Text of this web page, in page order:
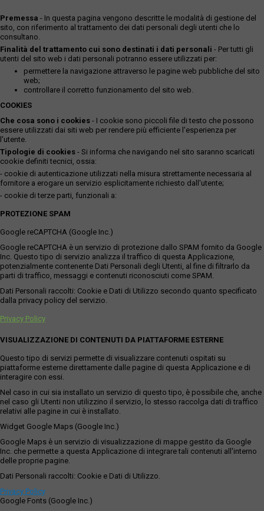
Premessa - In questa pagina vengono descritte le modalità di gestione del
sito, con riferimento al trattamento dei dati personali degli utenti che lo
consultano.
Finalità del trattamento cui sono destinati i dati personali - Per tutti gli
utenti del sito web i dati personali potranno essere utilizzati per:
permettere la navigazione attraverso le pagine web pubbliche del sito
web;
controllare il corretto funzionamento del sito web.
COOKIES
Che cosa sono i cookies - I cookie sono piccoli file di testo che possono
essere utilizzati dai siti web per rendere più efficiente l'esperienza per
l'utente.
Tipologie di cookies - Si informa che navigando nel sito saranno scaricati
cookie definiti tecnici, ossia:
- cookie di autenticazione utilizzati nella misura strettamente necessaria al
fornitore a erogare un servizio esplicitamente richiesto dall'utente;
- cookie di terze parti, funzionali a:
PROTEZIONE SPAM
Google reCAPTCHA (Google Inc.)
Google reCAPTCHA è un servizio di protezione dallo SPAM fornito da Google
Inc. Questo tipo di servizio analizza il traffico di questa Applicazione,
potenzialmente contenente Dati Personali degli Utenti, al fine di filtrarlo da
parti di traffico, messaggi e contenuti riconosciuti come SPAM.
Dati Personali raccolti: Cookie e Dati di Utilizzo secondo quanto specificato
dalla privacy policy del servizio.
Privacy Policy
VISUALIZZAZIONE DI CONTENUTI DA PIATTAFORME ESTERNE
Questo tipo di servizi permette di visualizzare contenuti ospitati su
piattaforme esterne direttamente dalle pagine di questa Applicazione e di
interagire con essi.
Nel caso in cui sia installato un servizio di questo tipo, è possibile che, anche
nel caso gli Utenti non utilizzino il servizio, lo stesso raccolga dati di traffico
relativi alle pagine in cui è installato.
Widget Google Maps (Google Inc.)
Google Maps è un servizio di visualizzazione di mappe gestito da Google
Inc. che permette a questa Applicazione di integrare tali contenuti all'interno
delle proprie pagine.
Dati Personali raccolti: Cookie e Dati di Utilizzo.
Privacy Policy
Google Fonts (Google Inc.)